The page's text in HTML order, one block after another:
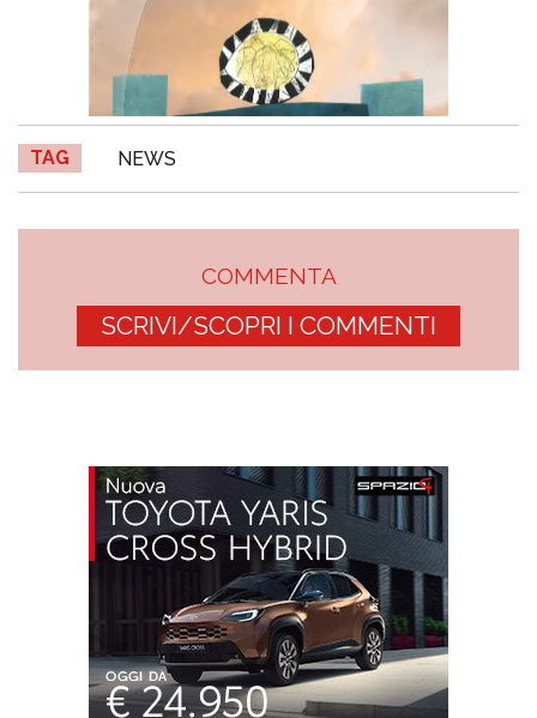
TAG NEWS
COMMENTA
SCRIVI/SCOPRI I COMMENTI